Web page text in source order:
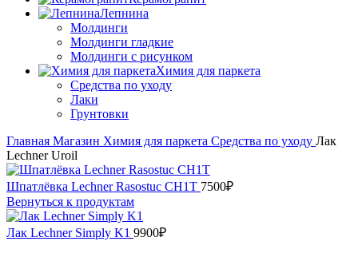
Лепнина
Молдинги
Молдинги гладкие
Молдинги с рисунком
Химия для паркета
Средства по уходу
Лаки
Грунтовки
Главная Магазин Химия для паркета Средства по уходу Лак
Lechner Uroil
Шпатлёвка Lechner Rasostuc CH1T 7500₽
Вернуться к продуктам
Лак Lechner Simply K1 9900₽